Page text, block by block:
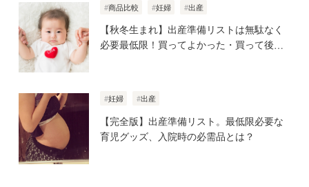
商品比較 妊婦 出産
【秋冬生まれ】出産準備リストは無駄なく
必要最低限！買ってよかった・買って後悔
妊婦 出産
【完全版】出産準備リスト。最低限必要な
育児グッズ、入院時の必需品とは？